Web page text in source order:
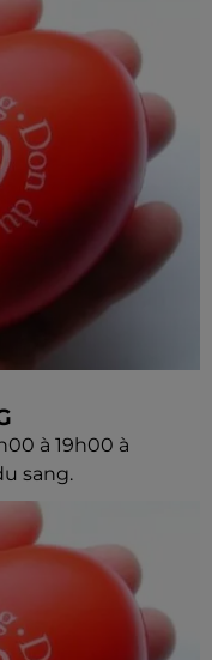
à 19h00 à
sang.